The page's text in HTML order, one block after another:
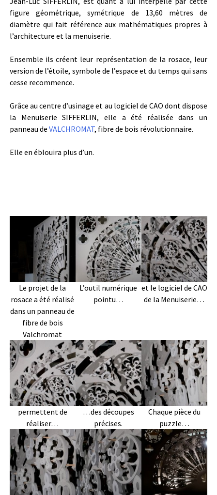
figure géométrique, symétrique de 13,60 mètres de
diamètre qui fait référence aux mathématiques propres à
l’architecture et la menuiserie.
Ensemble ils créent leur représentation de la rosace, leur
version de l’étoile, symbole de l’espace et du temps qui sans
cesse recommence.
Grâce au centre d’usinage et au logiciel de CAO dont dispose
la Menuiserie SIFFERLIN, elle a été réalisée dans un
panneau de VALCHROMAT, fibre de bois révolutionnaire.
Elle en éblouira plus d’un.
Le projet de la
rosace a été réalisé
dans un panneau de
fibre de bois
Valchromat
L’outil numérique
pointu…
et le logiciel de CAO
de la Menuiserie…
permettent de
réaliser…
…des découpes
précises.
Chaque pièce du
puzzle…